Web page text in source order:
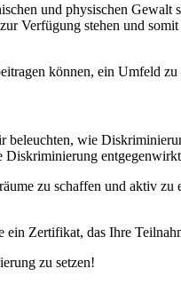
und physischen Gewalt
Verfügung stehen und
können, ein Umfeld
wie
Diskriminierung
zu schaffen und aktiv zu
ein Zertifikat, das Ihre
zu setzen!